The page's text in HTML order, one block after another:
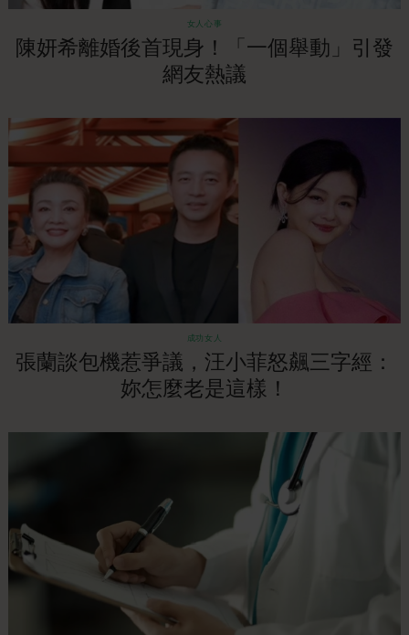
女人心事
陳妍希離婚後首現身！「一個舉動」引發
網友熱議
成功女人
張蘭談包機惹爭議，汪小菲怒飆三字經：
妳怎麼老是這樣！